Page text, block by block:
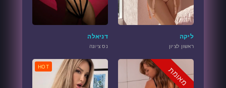
דניאלה
נס ציונה
ליקה
ראשון לציון
HOT מאומת